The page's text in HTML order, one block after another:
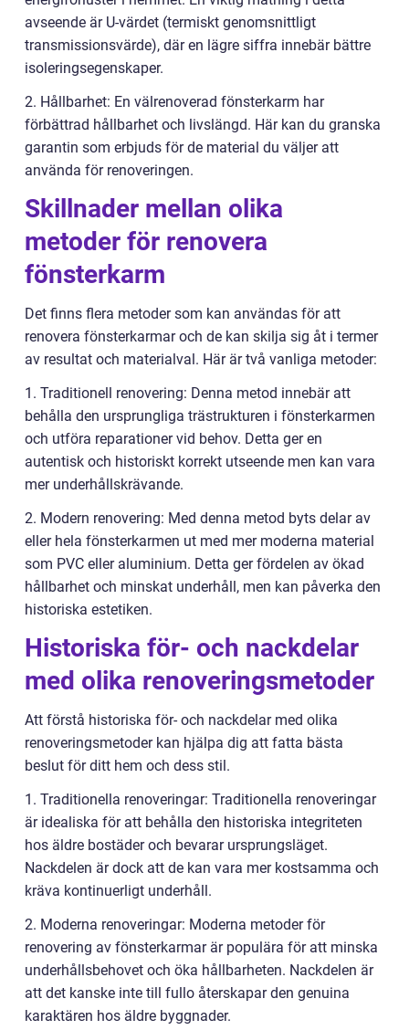
avseende är U-värdet (termiskt genomsnittligt
transmissionsvärde), där en lägre siffra innebär bättre
isoleringsegenskaper.
2. Hållbarhet: En välrenoverad fönsterkarm har
förbättrad hållbarhet och livslängd. Här kan du granska
garantin som erbjuds för de material du väljer att
använda för renoveringen.
Skillnader mellan olika
metoder för renovera
fönsterkarm
Det finns flera metoder som kan användas för att
renovera fönsterkarmar och de kan skilja sig åt i termer
av resultat och materialval. Här är två vanliga metoder:
1. Traditionell renovering: Denna metod innebär att
behålla den ursprungliga trästrukturen i fönsterkarmen
och utföra reparationer vid behov. Detta ger en
autentisk och historiskt korrekt utseende men kan vara
mer underhållskrävande.
2. Modern renovering: Med denna metod byts delar av
eller hela fönsterkarmen ut med mer moderna material
som PVC eller aluminium. Detta ger fördelen av ökad
hållbarhet och minskat underhåll, men kan påverka den
historiska estetiken.
Historiska för- och nackdelar
med olika renoveringsmetoder
Att förstå historiska för- och nackdelar med olika
renoveringsmetoder kan hjälpa dig att fatta bästa
beslut för ditt hem och dess stil.
1. Traditionella renoveringar: Traditionella renoveringar
är idealiska för att behålla den historiska integriteten
hos äldre bostäder och bevarar ursprungsläget.
Nackdelen är dock att de kan vara mer kostsamma och
kräva kontinuerligt underhåll.
2. Moderna renoveringar: Moderna metoder för
renovering av fönsterkarmar är populära för att minska
underhållsbehovet och öka hållbarheten. Nackdelen är
att det kanske inte till fullo återskapar den genuina
karaktären hos äldre byggnader.